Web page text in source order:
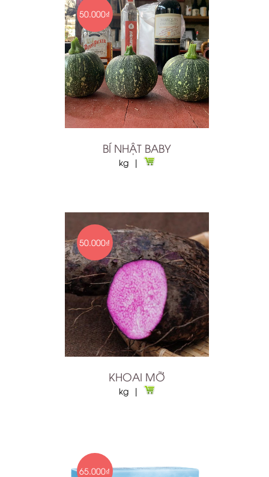
50.000₫
BÍ NHẬT BABY
kg |
50.000₫
KHOAI MỠ
kg |
65.000₫